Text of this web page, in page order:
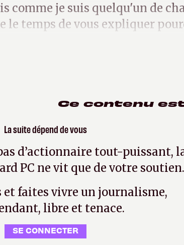
comme je suis quelqu'un de
le temps de vous expliquer
Ce contenu
La suite dépend de vous
d’actionnaire tout-puissant,
PC ne vit que de votre soutien.
et faites vivre un journalisme,
libre et tenace.
SE CONNECTER